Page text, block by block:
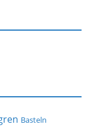
Basteln